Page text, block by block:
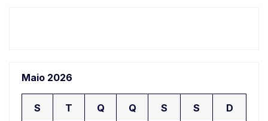
Maio 2026
S T Q Q S S D